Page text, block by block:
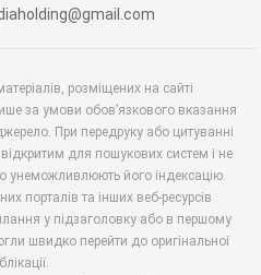
розміщених на сайті
за умови обов’язкового вказання
При передруку або цитуванні
для пошукових систем і не
унеможливлюють його індексацію.
порталів та інших веб-ресурсів
у підзаголовку або в першому
швидко перейти до оригінальної